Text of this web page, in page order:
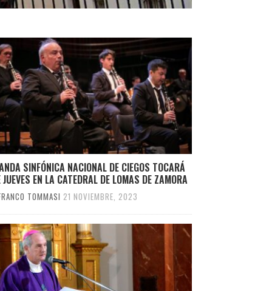
SINFÓNICA NACIONAL DE CIEGOS TOCARÁ
JUEVES EN LA CATEDRAL DE LOMAS DE ZAMORA
TOMMASI 21 NOVIEMBRE, 2023